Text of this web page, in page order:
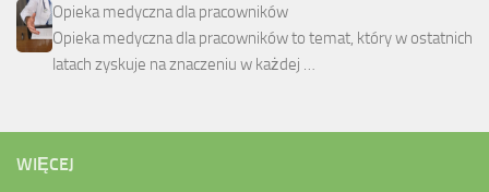
Opieka medyczna dla pracowników
Opieka medyczna dla pracowników to temat, który w ostatnich
latach zyskuje na znaczeniu w każdej …
WIĘCEJ